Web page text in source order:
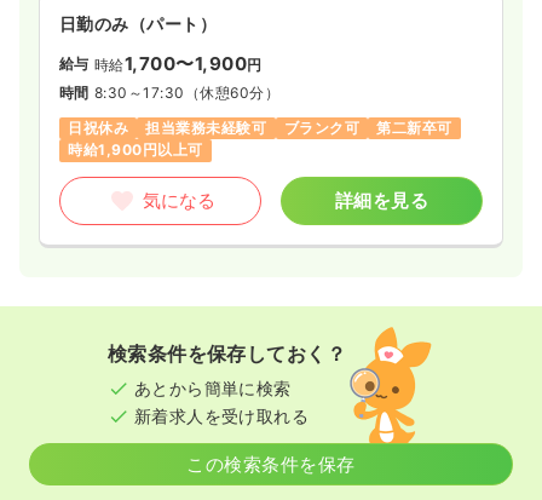
日勤のみ（パート）
給与 時給1,700〜1,900円
時間 8:30～17:30 （休憩60分）
日祝休み
担当業務未経験可 ブランク可
第二新卒可
時給1,900円以上可
気になる 詳細を見る
検索条件を保存しておく？
あとから簡単に検索
新着求人を受け取れる
この検索条件を保存